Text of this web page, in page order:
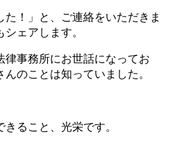
！」と、ご連絡をいただきま
ェアします。
律事務所にお世話になってお
のことは知っていました。
ること、光栄です。